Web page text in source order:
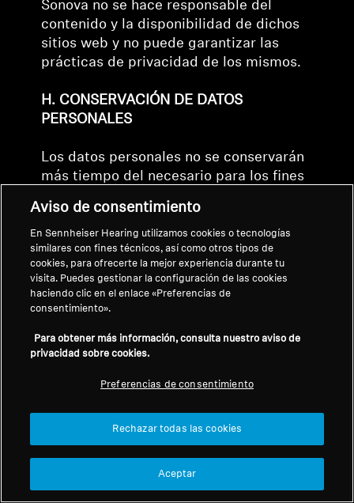
Sonova no se hace responsable del
contenido y la disponibilidad de dichos
sitios web y no puede garantizar las
prácticas de privacidad de los mismos.
H. CONSERVACIÓN DE DATOS
PERSONALES
Los datos personales no se conservarán
más tiempo del necesario para los fines
significa que los datos personales se
eliminarán tan pronto como se haya
alcanzado el objetivo del tratamiento de
los mismos. No obstante, la empresa
podrá conservar los datos personales
durante más tiempo si así lo exigen las
nuestros derechos, en la medida en que
Empresa también puede necesitar
archivar los Datos personales, para
cumplir con la Legislación aplicable,
durante un periodo de tiempo limitado y
con acceso restringido.
Aviso de consentimiento
En Sennheiser Hearing utilizamos cookies o tecnologías
similares con fines técnicos, así como otros tipos de
cookies, para ofrecerte la mejor experiencia durante tu
visita. Puedes gestionar la configuración de las cookies
haciendo clic en el enlace «Preferencias de
consentimiento».
Para obtener más información, consulta nuestro aviso de
privacidad sobre cookies.
Preferencias de consentimiento
Rechazar todas las cookies
Aceptar